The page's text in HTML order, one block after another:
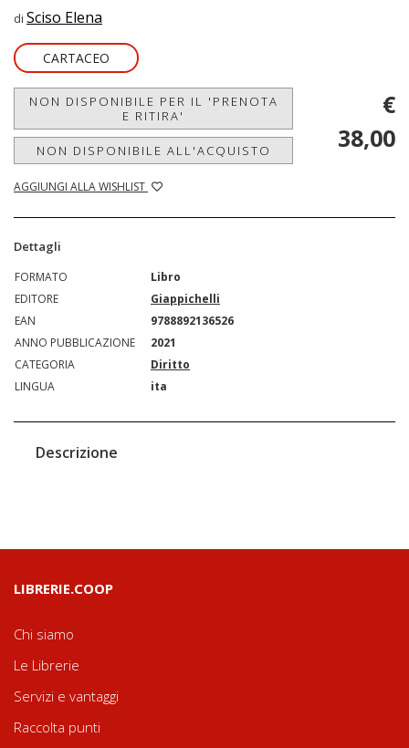
di Sciso Elena
CARTACEO
NON DISPONIBILE PER IL 'PRENOTA
E RITIRA'
NON DISPONIBILE ALL'ACQUISTO
AGGIUNGI ALLA WISHLIST
€
38,00
Dettagli
FORMATO
Libro
EDITORE
Giappichelli
EAN
9788892136526
ANNO PUBBLICAZIONE
2021
CATEGORIA
Diritto
LINGUA
ita
Descrizione
LIBRERIE.COOP
Chi siamo
Le Librerie
Servizi e vantaggi
Raccolta punti